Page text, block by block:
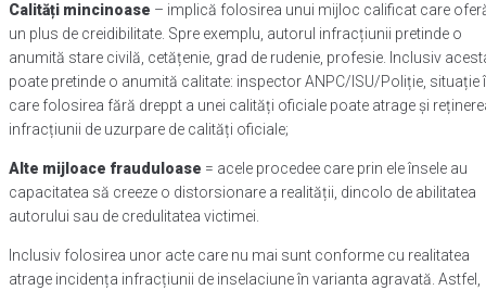
Calități mincinoase – implică folosirea unui mijloc calificat care
un plus de creidibilitate. Spre exemplu, autorul infracțiunii pretinde o
anumită stare civilă, cetățenie, grad de rudenie, profesie. Inclusiv
poate pretinde o anumită calitate: inspector ANPC/ISU/Poliție, situație
care folosirea fără dreppt a unei calități oficiale poate atrage și
infracțiunii de uzurpare de calități oficiale;
Alte mijloace frauduloase = acele procedee care prin ele însele au
capacitatea să creeze o distorsionare a realității, dincolo de abilitatea
autorului sau de credulitatea victimei.
Inclusiv folosirea unor acte care nu mai sunt conforme cu realitatea
atrage incidența infracțiunii de inselaciune în varianta agravată. Astfel,